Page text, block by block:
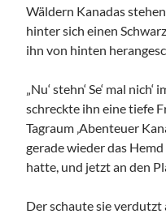
Wäldern Kanadas
hinter sich einen
ihn von hinten
„Nu‘ stehn‘ Se‘ mal
schreckte ihn eine tiefe
Tagraum ‚Abenteuer
gerade wieder das
hatte, und jetzt an den
Der schaute sie verdutzt